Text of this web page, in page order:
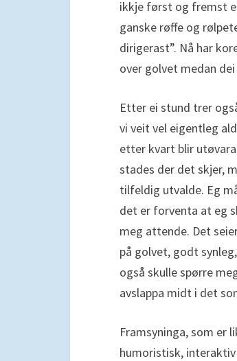
ikkje først og fremst
ganske røffe og
dirigerast”. Nå har
over golvet medan
Etter ei stund trer
vi veit vel eigentleg
etter kvart blir
stades der det skjer,
tilfeldig utvalde. Eg
det er forventa at eg
meg attende. Det
på golvet, godt
også skulle spørre
avslappa midt i det
Framsyninga, som er
humoristisk,